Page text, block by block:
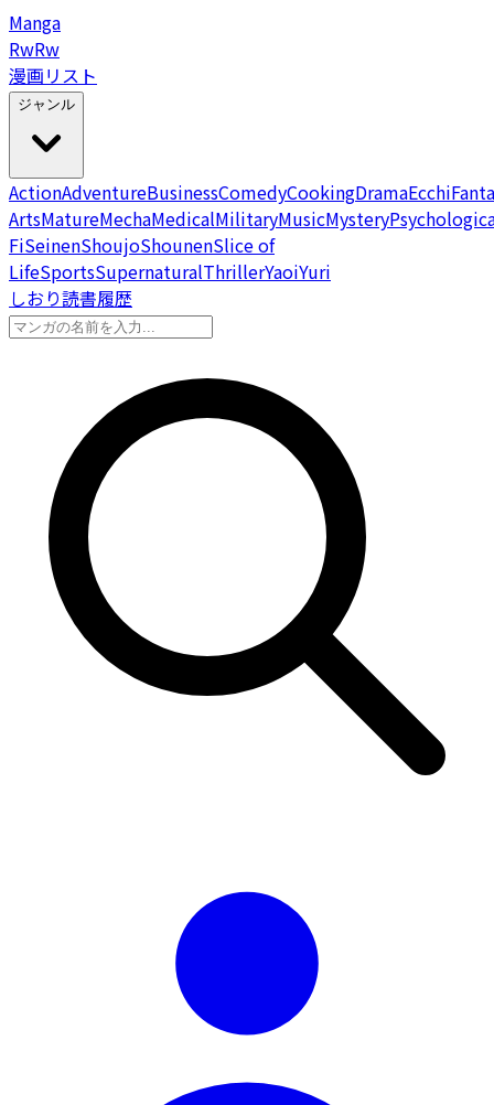
Manga
RwRw
漫画リスト
ジャンル
ActionAdventureBusinessComedyCookingDramaEcchi
ArtsMatureMechaMedicalMilitaryMusicMystery
FiSeinenShoujoShounenSlice of
LifeSportsSupernaturalThrillerYaoiYuri
しおり読書履歴